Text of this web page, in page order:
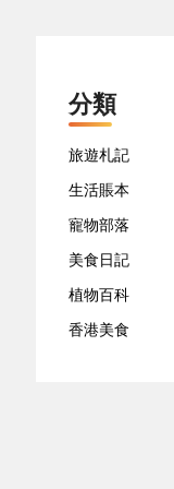
分類
旅遊札記
生活賬本
寵物部落
美食日記
植物百科
香港美食